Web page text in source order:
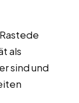
als
sind und